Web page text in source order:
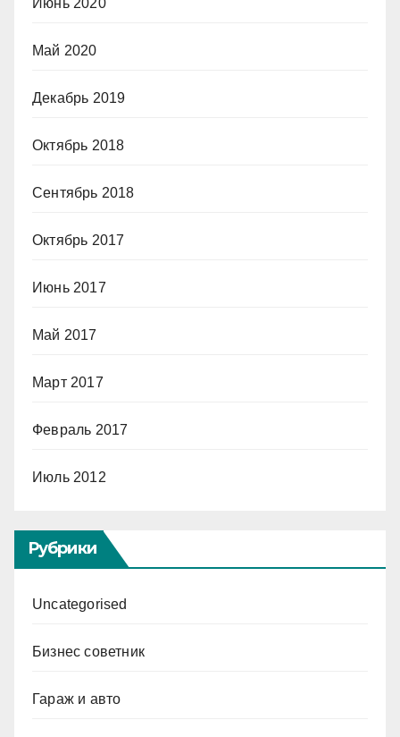
Май 2020
Декабрь 2019
Октябрь 2018
Сентябрь 2018
Октябрь 2017
Июнь 2017
Май 2017
Март 2017
Февраль 2017
Июль 2012
Рубрики
Uncategorised
Бизнес советник
Гараж и авто